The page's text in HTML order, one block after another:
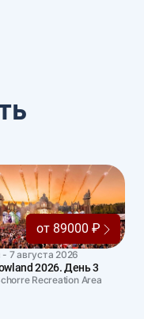
от 89000 ₽
7 августа 2026
2026. День 3
Recreation Area